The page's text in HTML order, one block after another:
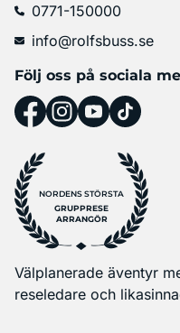
0771-150000
info@rolfsbuss.se
Följ oss på sociala
NORDENS STÖRSTA
GRUPPRESE
ARRANGÖR
Välplanerade äventyr
reseledare och